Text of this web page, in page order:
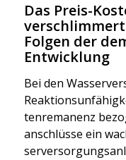
Das Preis-
Folgen der
Entwicklung
Bei den
ten­re­ma­nenz
an­schlüs­se ein